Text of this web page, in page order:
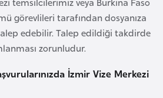
görevlileri tarafından dosyanıza
edebilir. Talep edildiği takdirde
zorunludur.
İzmir Vize Merkezi